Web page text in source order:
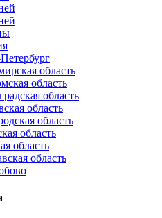
область
область
область
область
область
область
область
область